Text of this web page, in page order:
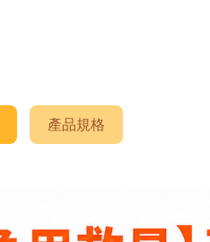
產品規格